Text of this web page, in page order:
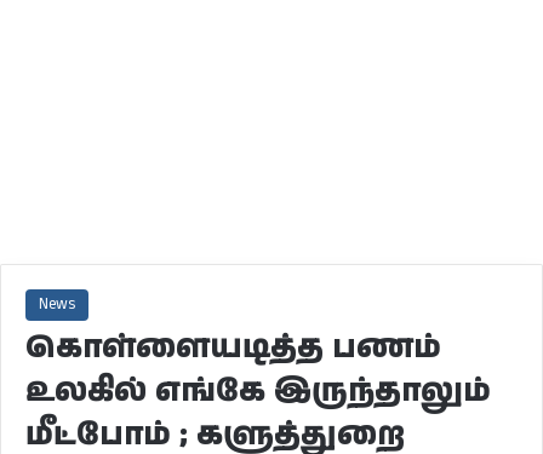
News
கொள்ளையடித்த பணம்
உலகில் எங்கே இருந்தாலும்
மீட்போம் ; களுத்துறை